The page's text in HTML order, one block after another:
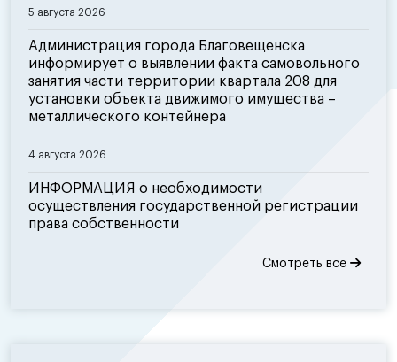
5 августа 2026
Администрация города Благовещенска
информирует о выявлении факта самовольного
занятия части территории квартала 208 для
установки объекта движимого имущества –
металлического контейнера
4 августа 2026
ИНФОРМАЦИЯ о необходимости
осуществления государственной регистрации
права собственности
Смотреть все